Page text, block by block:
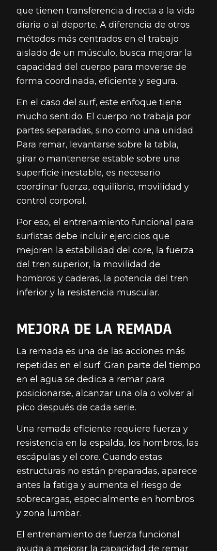
que tienen transferencia directa a la vida
diaria o al deporte. A diferencia de otros
métodos más centrados en el trabajo
aislado de un músculo, busca mejorar la
capacidad del cuerpo para moverse de
forma coordinada, eficiente y segura.
En el caso del surf, este enfoque tiene
mucho sentido. El cuerpo no trabaja por
partes separadas, sino como una unidad.
Para remar, levantarse sobre la tabla,
girar o mantenerse estable sobre una
superficie inestable, es necesario
coordinar fuerza, equilibrio, movilidad y
control corporal.
Por eso, el entrenamiento funcional para
surfistas debe incluir ejercicios que
mejoren la estabilidad del core, la fuerza
del tren superior, la movilidad de
hombros y caderas, la potencia del tren
inferior y la resistencia muscular.
MEJORA DE LA REMADA
La remada es una de las acciones más
repetidas en el surf. Gran parte del tiempo
en el agua se dedica a remar para
posicionarse, alcanzar una ola o volver al
pico después de cada serie.
Una remada eficiente requiere fuerza y
resistencia en la espalda, los hombros, las
escápulas y el core. Cuando estas
estructuras no están preparadas, aparece
antes la fatiga y aumenta el riesgo de
sobrecargas, especialmente en hombros
y zona lumbar.
El entrenamiento de fuerza funcional
ayuda a mejorar la capacidad de remar